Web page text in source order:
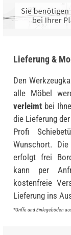
Lieferung &
Den
alle Möbel
verleimt bei
die Lieferung
Profi
Wunschort.
erfolgt frei
kann per
kostenfreie
Lieferung ins
*Griffe und Einlegeböden